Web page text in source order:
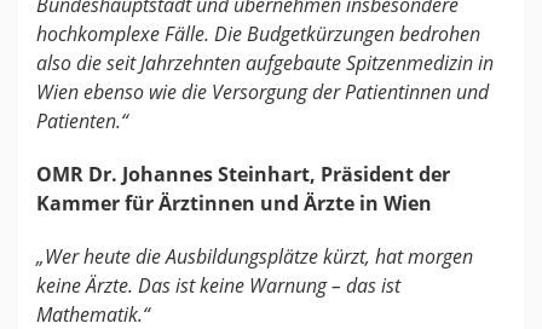
hochkomplexe Fälle. Die Budgetkürzungen bedrohen
also die seit Jahrzehnten aufgebaute Spitzenmedizin in
Wien ebenso wie die Versorgung der Patientinnen und
Patienten.“
OMR Dr. Johannes Steinhart, Präsident der
Kammer für Ärztinnen und Ärzte in Wien
„Wer heute die Ausbildungsplätze kürzt, hat morgen
keine Ärzte. Das ist keine Warnung – das ist
Mathematik.“